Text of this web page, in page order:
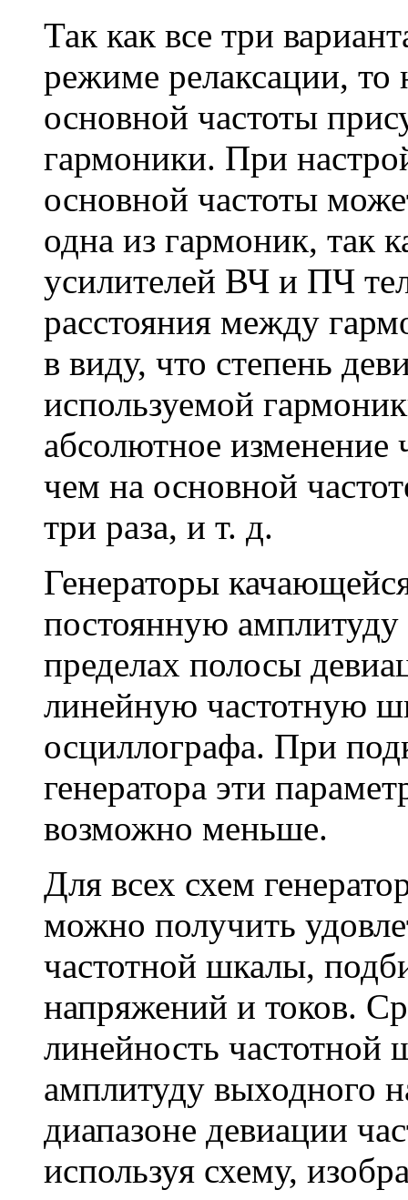
Так как все три
режиме релаксации,
основной частоты
гармоники. При
основной частоты
одна из гармоник, так
усилителей ВЧ и ПЧ
расстояния между
в виду, что степень
используемой
абсолютное изменение
чем на основной
три раза, и т. д.
Генераторы
постоянную
пределах полосы
линейную частотную
осциллографа. При
генератора эти
возможно меньше.
Для всех схем
можно получить
частотной шкалы,
напряжений и токов.
линейность
амплитуду выходного
диапазоне девиации
используя схему,